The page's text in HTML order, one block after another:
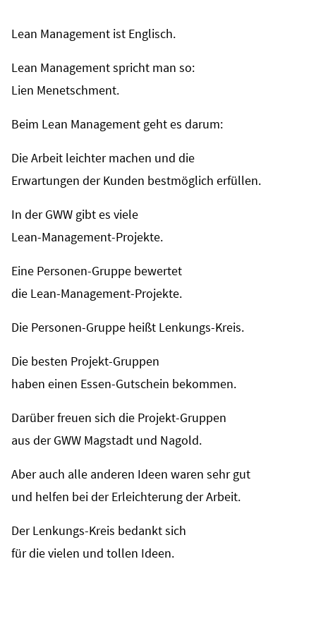
Lean Management ist Englisch.
Lean Management spricht man so:
Lien Menetschment.
Beim Lean Management geht es darum:
Die Arbeit leichter machen und die
Erwartungen der Kunden bestmöglich erfüllen.
In der GWW gibt es viele
Lean-Management-Projekte.
Eine Personen-Gruppe bewertet
die Lean-Management-Projekte.
Die Personen-Gruppe heißt Lenkungs-Kreis.
Die besten Projekt-Gruppen
haben einen Essen-Gutschein bekommen.
Darüber freuen sich die Projekt-Gruppen
aus der GWW Magstadt und Nagold.
Aber auch alle anderen Ideen waren sehr gut
und helfen bei der Erleichterung der Arbeit.
Der Lenkungs-Kreis bedankt sich
für die vielen und tollen Ideen.